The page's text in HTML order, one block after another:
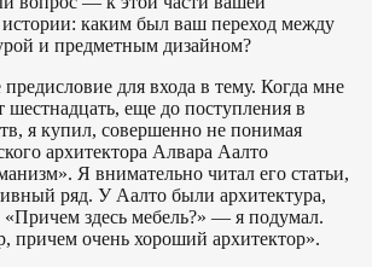
каким был ваш переход между
и предметным дизайном?
для входа в тему. Когда мне
шестнадцать, еще до поступления в
я купил, совершенно не понимая
архитектора Алвара Аалто
Я внимательно читал его статьи,
ряд. У Аалто были архитектура,
«Причем здесь мебель?» — я подумал.
причем очень хороший архитектор».